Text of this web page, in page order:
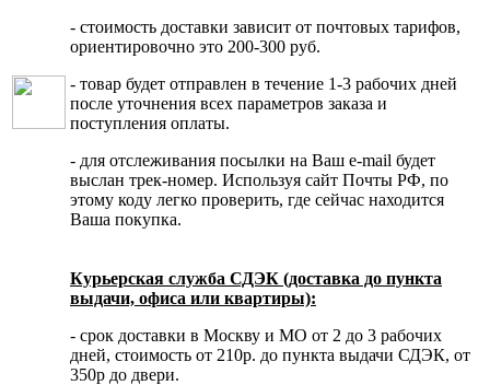
- стоимость доставки зависит от почтовых тарифов,
ориентировочно это 200-300 руб.
- товар будет отправлен в течение 1-3 рабочих дней
после уточнения всех параметров заказа и
поступления оплаты.
- для отслеживания посылки на Ваш e-mail будет
выслан трек-номер. Используя сайт Почты РФ, по
этому коду легко проверить, где сейчас находится
Ваша покупка.
Курьерская служба СДЭК (доставка до пункта
выдачи, офиса или квартиры):
- срок доставки в Москву и МО от 2 до 3 рабочих
дней, стоимость от 210р. до пункта выдачи СДЭК, от
350р до двери.